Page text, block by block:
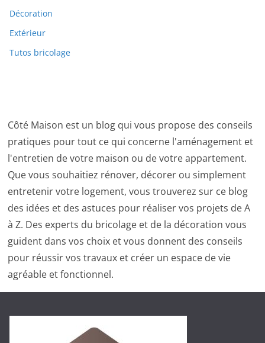
Décoration
Extérieur
Tutos bricolage
Côté Maison est un blog qui vous propose des conseils
pratiques pour tout ce qui concerne l'aménagement et
l'entretien de votre maison ou de votre appartement.
Que vous souhaitiez rénover, décorer ou simplement
entretenir votre logement, vous trouverez sur ce blog
des idées et des astuces pour réaliser vos projets de A
à Z. Des experts du bricolage et de la décoration vous
guident dans vos choix et vous donnent des conseils
pour réussir vos travaux et créer un espace de vie
agréable et fonctionnel.